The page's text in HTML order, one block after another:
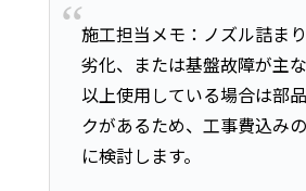
施工担当メモ：ノズル詰ま
劣化、または基盤故障が主
以上使用している場合は部
クがあるため、工事費込み
に検討します。